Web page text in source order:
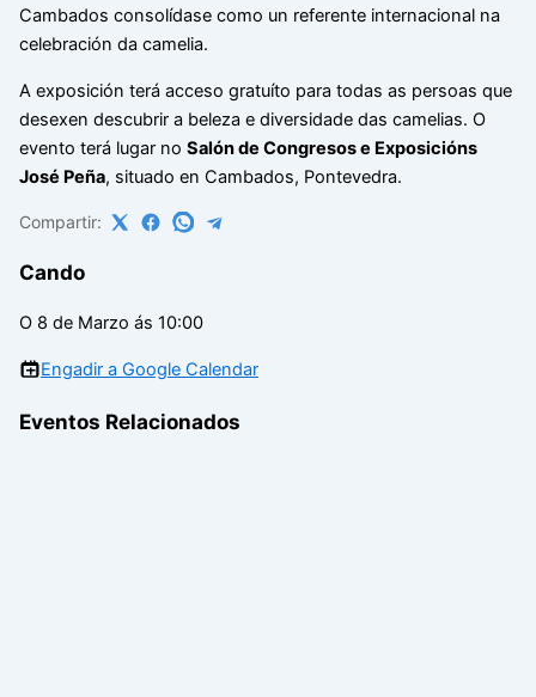
Cambados consolídase como un referente internacional na
celebración da camelia.
A exposición terá acceso gratuíto para todas as persoas que
desexen descubrir a beleza e diversidade das camelias. O
evento terá lugar no Salón de Congresos e Exposicións
José Peña, situado en Cambados, Pontevedra.
Compartir:
Cando
O 8 de Marzo ás 10:00
Engadir a Google Calendar
Eventos Relacionados